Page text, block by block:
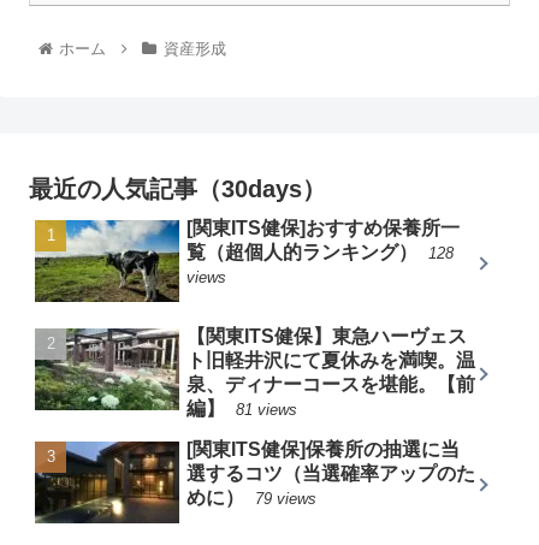
ホーム 資産形成
最近の人気記事（30days）
[関東ITS健保]おすすめ保養所一
覧（超個人的ランキング）
128
views
【関東ITS健保】東急ハーヴェス
ト旧軽井沢にて夏休みを満喫。温
泉、ディナーコースを堪能。【前
編】
81 views
[関東ITS健保]保養所の抽選に当
選するコツ（当選確率アップのた
めに）
79 views